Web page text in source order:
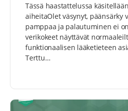
Tässä haastattelussa
aiheitaOlet väsynyt, päänsärky
pamppaa ja palautuminen ei
verikokeet näyttävät
funktionaalisen lääketieteen
Terttu…